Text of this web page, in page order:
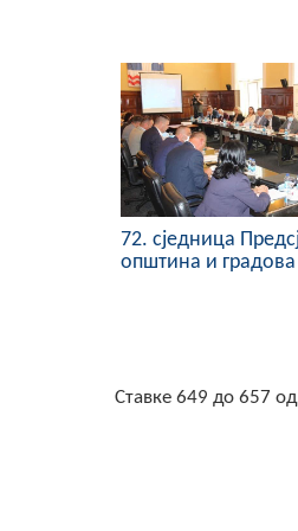
72. сједница
општина и градова
Ставке 649 до 657